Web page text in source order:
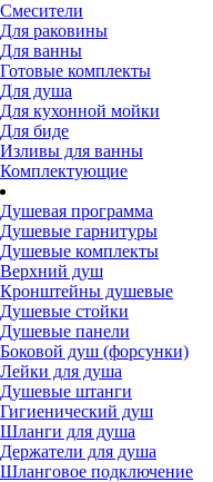
Смесители
Для раковины
Для ванны
Готовые комплекты
Для душа
Для кухонной мойки
Для биде
Изливы для ванны
Комплектующие
Душевая программа
Душевые гарнитуры
Душевые комплекты
Верхний душ
Кронштейны душевые
Душевые стойки
Душевые панели
Боковой душ (форсунки)
Лейки для душа
Душевые штанги
Гигиенический душ
Шланги для душа
Держатели для душа
Шланговое подключение